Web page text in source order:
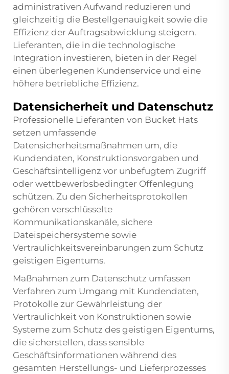
administrativen Aufwand reduzieren und
gleichzeitig die Bestellgenauigkeit sowie die
Effizienz der Auftragsabwicklung steigern.
Lieferanten, die in die technologische
Integration investieren, bieten in der Regel
einen überlegenen Kundenservice und eine
höhere betriebliche Effizienz.
Daten­sicher­heit und Datenschutz
Professionelle Lieferanten von Bucket Hats
setzen umfassende
Datensicherheitsmaßnahmen um, die
Kundendaten, Konstruktionsvorgaben und
Geschäftsintelligenz vor unbefugtem Zugriff
oder wettbewerbsbedingter Offenlegung
schützen. Zu den Sicherheitsprotokollen
gehören verschlüsselte
Kommunikationskanäle, sichere
Dateispeichersysteme sowie
Vertraulichkeitsvereinbarungen zum Schutz
geistigen Eigentums.
Maßnahmen zum Datenschutz umfassen
Verfahren zum Umgang mit Kundendaten,
Protokolle zur Gewährleistung der
Vertraulichkeit von Konstruktionen sowie
Systeme zum Schutz des geistigen Eigentums,
die sicherstellen, dass sensible
Geschäftsinformationen während des
gesamten Herstellungs- und Lieferprozesses